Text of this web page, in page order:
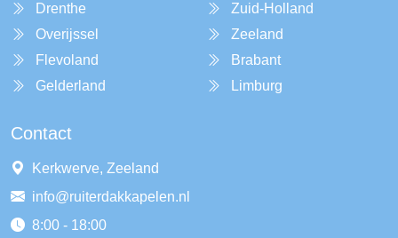
Drenthe
Overijssel
Flevoland
Gelderland
Zuid-Holland
Zeeland
Brabant
Limburg
Contact
Kerkwerve, Zeeland
info@ruiterdakkapelen.nl
8:00 - 18:00